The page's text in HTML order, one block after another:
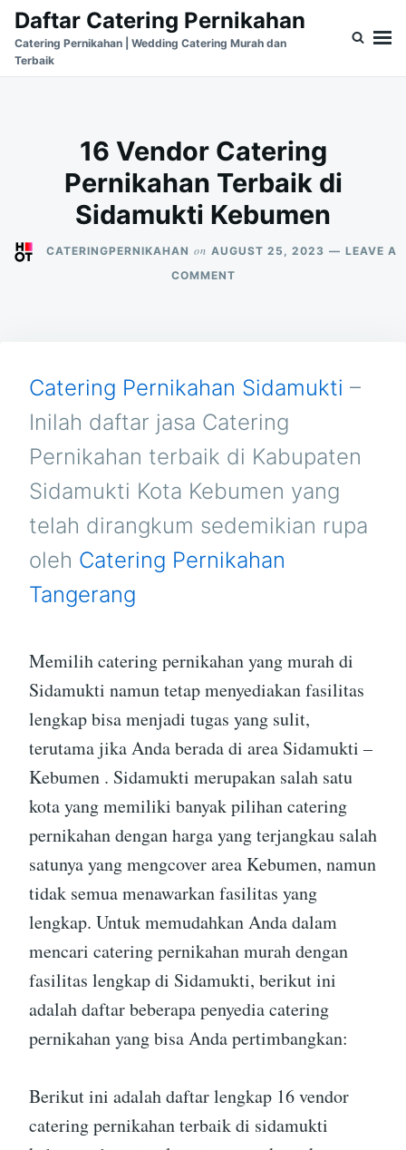
Skip
content
Search
for:
Daftar Catering Pernikahan
Catering Pernikahan | Wedding Catering Murah dan
Terbaik
16 Vendor Catering
Pernikahan Terbaik di
Sidamukti Kebumen
CATERINGPERNIKAHAN on AUGUST 25, 2023
LEAVE A
COMMENTON
DI
SIDAMUKTI
KEBUMEN
Catering Pernikahan Sidamukti –
Inilah daftar jasa Catering
Pernikahan terbaik di Kabupaten
Sidamukti Kota Kebumen yang
telah dirangkum sedemikian rupa
oleh Catering Pernikahan
Tangerang
Memilih catering pernikahan yang murah di
Sidamukti namun tetap menyediakan fasilitas
lengkap bisa menjadi tugas yang sulit,
terutama jika Anda berada di area Sidamukti –
Kebumen . Sidamukti merupakan salah satu
kota yang memiliki banyak pilihan catering
pernikahan dengan harga yang terjangkau salah
satunya yang mengcover area Kebumen, namun
tidak semua menawarkan fasilitas yang
lengkap. Untuk memudahkan Anda dalam
mencari catering pernikahan murah dengan
fasilitas lengkap di Sidamukti, berikut ini
adalah daftar beberapa penyedia catering
pernikahan yang bisa Anda pertimbangkan:
Berikut ini adalah daftar lengkap 16 vendor
catering pernikahan terbaik di sidamukti